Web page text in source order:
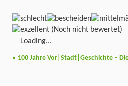
(Noch nicht bewertet)
Loading...
« 100 Jahre Vor|Stadt|Geschichte –